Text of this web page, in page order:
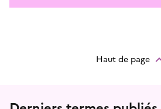
Haut de page
Menu prefooter